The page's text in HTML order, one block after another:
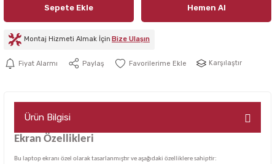
Sepete Ekle Hemen Al
Montaj Hizmeti Almak İçin Bize Ulaşın
Fiyat Alarmı Paylaş Karşılaştır
Ürün Bilgisi
Ekran Özellikleri
Bu laptop ekranı özel olarak tasarlanmıştır ve aşağıdaki özelliklere sahiptir: